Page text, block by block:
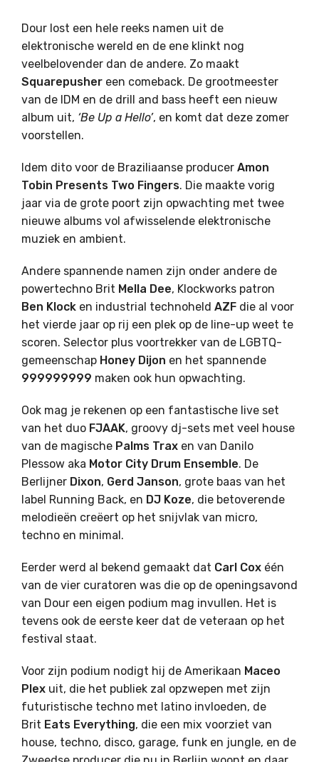
Dour lost een hele reeks namen uit de
elektronische wereld en de ene klinkt nog
veelbelovender dan de andere. Zo maakt
Squarepusher een comeback. De grootmeester
van de IDM en de drill and bass heeft een nieuw
album uit, ‘Be Up a Hello’, en komt dat deze zomer
voorstellen.
Idem dito voor de Braziliaanse producer Amon
Tobin Presents Two Fingers. Die maakte vorig
jaar via de grote poort zijn opwachting met twee
nieuwe albums vol afwisselende elektronische
muziek en ambient.
Andere spannende namen zijn onder andere de
powertechno Brit Mella Dee, Klockworks patron
Ben Klock en industrial technoheld AZF die al voor
het vierde jaar op rij een plek op de line-up weet te
scoren. Selector plus voortrekker van de LGBTQ-
gemeenschap Honey Dijon en het spannende
999999999 maken ook hun opwachting.
Ook mag je rekenen op een fantastische live set
van het duo FJAAK, groovy dj-sets met veel house
van de magische Palms Trax en van Danilo
Plessow aka Motor City Drum Ensemble. De
Berlijner Dixon, Gerd Janson, grote baas van het
label Running Back, en DJ Koze, die betoverende
melodieën creëert op het snijvlak van micro,
techno en minimal.
Eerder werd al bekend gemaakt dat Carl Cox één
van de vier curatoren was die op de openingsavond
van Dour een eigen podium mag invullen. Het is
tevens ook de eerste keer dat de veteraan op het
festival staat.
Voor zijn podium nodigt hij de Amerikaan Maceo
Plex uit, die het publiek zal opzwepen met zijn
futuristische techno met latino invloeden, de
Brit Eats Everything, die een mix voorziet van
house, techno, disco, garage, funk en jungle, en de